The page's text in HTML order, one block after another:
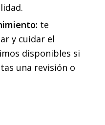
te
y cuidar el
disponibles si
una revisión o